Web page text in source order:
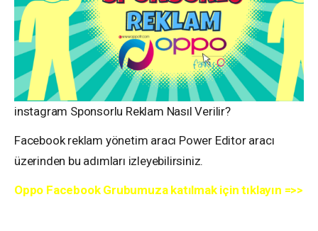
instagram Sponsorlu Reklam Nasıl Verilir?
Facebook reklam yönetim aracı Power Editor aracı
üzerinden bu adımları izleyebilirsiniz.
Oppo Facebook Grubumuza katılmak için tıklayın =>>